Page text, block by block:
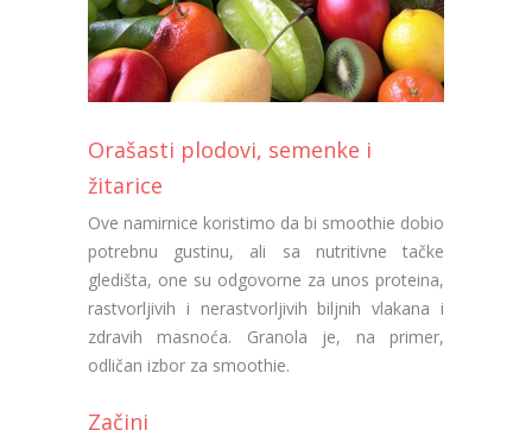
Orašasti plodovi, semenke i
žitarice
Ove namirnice koristimo da bi smoothie dobio
potrebnu gustinu, ali sa nutritivne tačke
gledišta, one su odgovorne za unos proteina,
rastvorljivih i nerastvorljivih biljnih vlakana i
zdravih masnoća. Granola je, na primer,
odličan izbor za smoothie.
Začini